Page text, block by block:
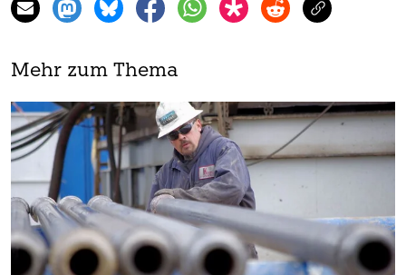
Mehr zum Thema